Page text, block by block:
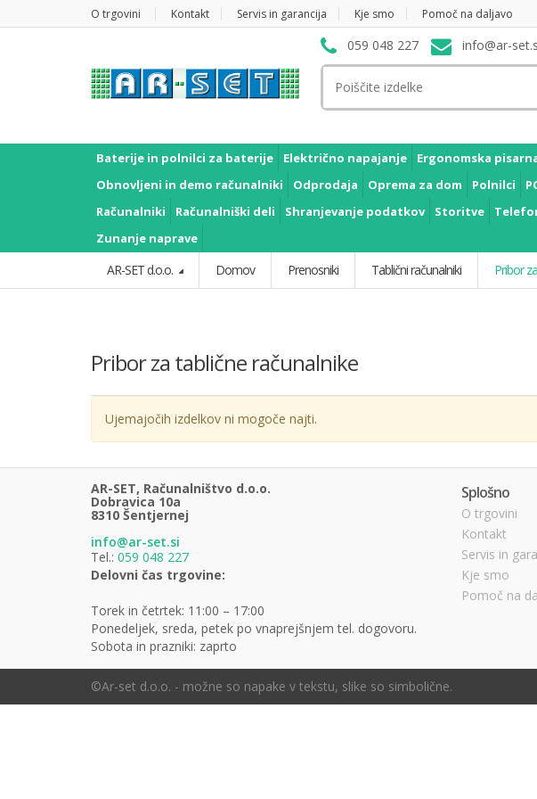
O trgovini Kontakt Servis in garancija Kje smo Pomoč na daljavo
059 048 227
info@ar-
Baterije in polnilci za baterije Električno napajanje Ergonomska
Obnovljeni in demo računalniki
Odprodaja Oprema za dom Polnilci
Računalniki
Računalniški deli Shranjevanje podatkov Storitve
Zunanje naprave
AR-SET d.o.o. Domov Prenosniki Tablični računalniki Pribor
Pribor za tablične računalnike
Ujemajočih izdelkov ni mogoče najti.
AR-SET, Računalništvo d.o.o.
Dobravica 10a
8310 Šentjernej
info@ar-set.si
Tel.: 059 048 227
Delovni čas trgovine:
Torek in četrtek: 11:00 – 17:00
Ponedeljek, sreda, petek po vnaprejšnjem tel. dogovoru.
Sobota in prazniki: zaprto
Splošno
O trgovini
Kontakt
Servis in
Kje smo
Pomoč na
©Ar-set d.o.o. - možne so napake v tekstu, slike so simbolične.